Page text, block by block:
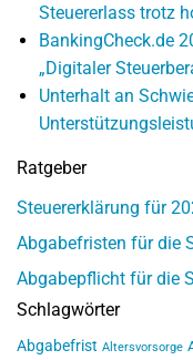
Steuererlass trotz
BankingCheck.de
„Digitaler
Unterhalt an
Ratgeber
Steuererklärung für
Abgabefristen für die
Abgabepflicht für die
Schlagwörter
Abgabefrist Altersvorsorge